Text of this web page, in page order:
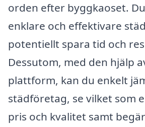
orden efter byggkaoset.
enklare och effektivare
potentiellt spara tid och
Dessutom, med den hjälp
plattform, kan du enkelt
städföretag, se vilket som
pris och kvalitet samt